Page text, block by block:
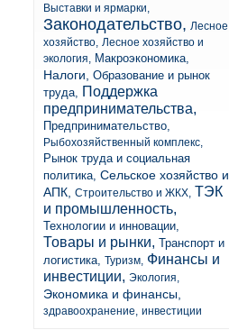
Выставки и ярмарки,
Законодательство, Лесное
хозяйство, Лесное хозяйство и
экология, Макроэкономика,
Налоги, Образование и рынок
труда, Поддержка
предпринимательства,
Предпринимательство,
Рыбохозяйственный комплекс,
Рынок труда и социальная
политика, Сельское хозяйство и
АПК, Строительство и ЖКХ, ТЭК
и промышленность,
Технологии и инновации,
Товары и рынки, Транспорт и
логистика, Туризм, Финансы и
инвестиции, Экология,
Экономика и финансы,
здравоохранение, инвестиции